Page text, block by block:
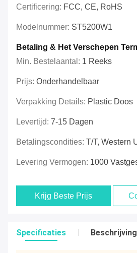
Certificering: FCC, CE, RoHS
Modelnummer: ST5200W1
Betaling & Het Verschepen
Min. Bestelaantal: 1 Reeks
Prijs: Onderhandelbaar
Verpakking Details: Plastic Doos
Levertijd: 7-15 Dagen
Betalingscondities: T/T, Western
Levering Vermogen: 1000
Krijg Beste Prijs
Specificaties Beschrijving